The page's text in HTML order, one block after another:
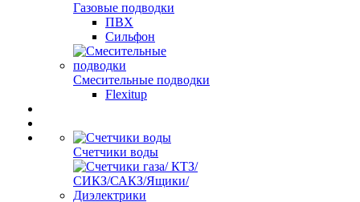
Газовые подводки
ПВХ
Сильфон
Смесительные подводки
Flexitup
Счетчики воды